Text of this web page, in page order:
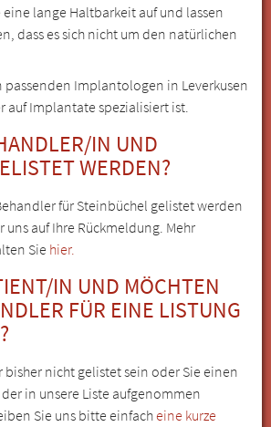
lange Haltbarkeit auf und lassen
dass es sich nicht um den natürlichen
passenden Implantologen in Leverkusen
auf Implantate spezialisiert ist.
IN UND
WERDEN?
für Steinbüchel gelistet werden
auf Ihre Rückmeldung. Mehr
Sie hier.
IN UND MÖCHTEN
FÜR EINE LISTUNG
bisher nicht gelistet sein oder Sie einen
in unsere Liste aufgenommen
Sie uns bitte einfacheine kurze